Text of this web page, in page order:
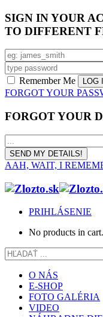
SIGN IN YOUR
TO DIFFERENT
Remember Me
FORGOT YOUR
FORGOT YOUR
AAH, WAIT, I
PRIHLÁSENIE
No products in cart.
O NÁS
E-SHOP
FOTO GALÉRIA
VIDEO